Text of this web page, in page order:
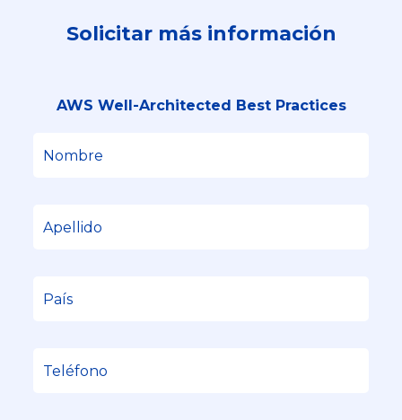
Solicitar más información
AWS Well-Architected Best Practices